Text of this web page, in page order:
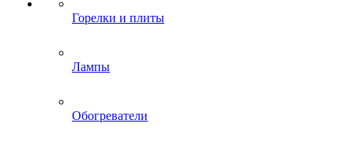
Горелки и плиты
Лампы
Обогреватели